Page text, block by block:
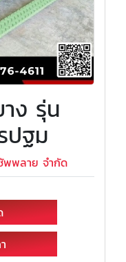
ง รุ่น
ปฐม
พลาย จำกัด